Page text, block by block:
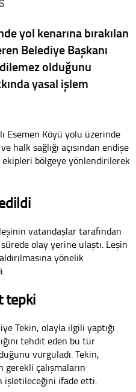
yol kenarına bırakılan
Belediye Başkanı
olduğunu
yasal işlem
Esemen Köyü yolu üzerinde
halk sağlığı açısından endişe
bölgeye yönlendirilerek
vatandaşlar tarafından
olay yerine ulaştı. Leşin
yönelik
tepki
Tekin, olayla ilgili yaptığı
tehdit eden bu tür
vurguladı. Tekin,
çalışmaların
işletileceğini ifade etti.